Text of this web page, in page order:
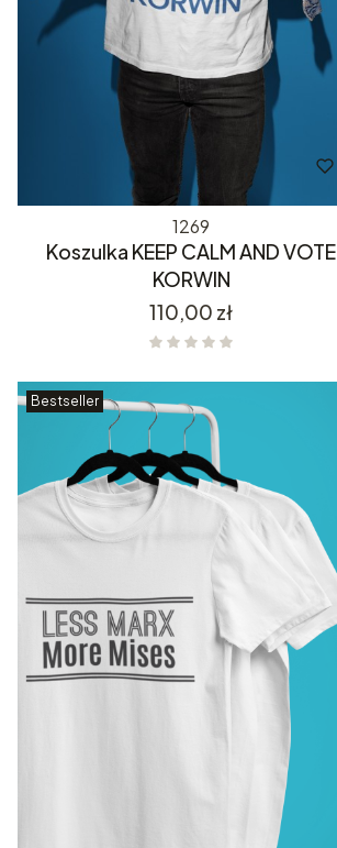
1269
Koszulka KEEP CALM AND VOTE
KORWIN
Cena
110,00 zł
Bestseller